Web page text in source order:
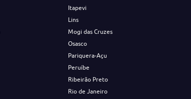
Itapevi
Lins
Mogi das Cruzes
Osasco
Pariquera-Açu
Peruíbe
Ribeirão Preto
Rio de Janeiro